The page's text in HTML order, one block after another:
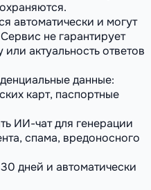
автоматически и могут
не гарантирует
актуальность ответов
данные:
карт, паспортные
ИИ-чат для генерации
спама, вредоносного
дней и автоматически